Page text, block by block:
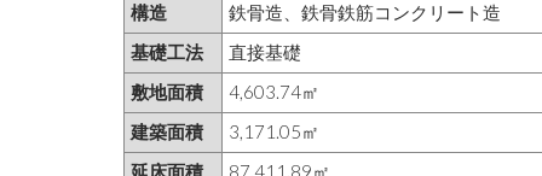
構造
鉄骨造、鉄骨鉄筋コンクリート造
基礎工法
直接基礎
敷地面積
4,603.74㎡
建築面積
3,171.05㎡
延床面積
87,411.89㎡